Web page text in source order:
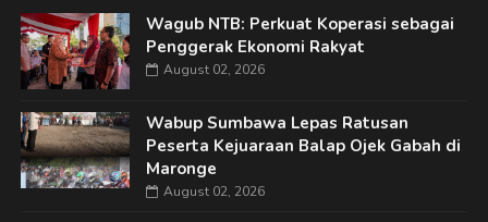
Wagub NTB: Perkuat Koperasi sebagai
Penggerak Ekonomi Rakyat
August 02, 2026
Wabup Sumbawa Lepas Ratusan
Peserta Kejuaraan Balap Ojek Gabah di
Maronge
August 02, 2026